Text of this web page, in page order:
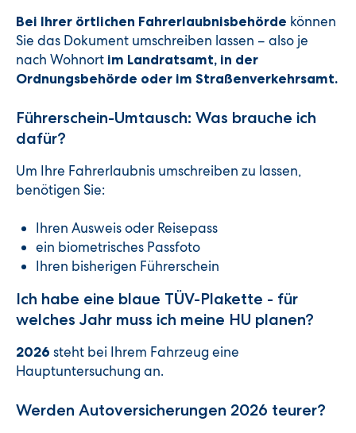
Bei Ihrer örtlichen Fahrerlaubnisbehörde können
Sie das Dokument umschreiben lassen – also je
nach Wohnort im Landratsamt, in der
Ordnungsbehörde oder im Straßenverkehrsamt.
Führerschein-Umtausch: Was brauche ich
dafür?
Um Ihre Fahrerlaubnis umschreiben zu lassen,
benötigen Sie:
Ihren Ausweis oder Reisepass
ein biometrisches Passfoto
Ihren bisherigen Führerschein
Ich habe eine blaue TÜV-Plakette - für
welches Jahr muss ich meine HU planen?
2026 steht bei Ihrem Fahrzeug eine
Hauptuntersuchung an.
Werden Autoversicherungen 2026 teurer?